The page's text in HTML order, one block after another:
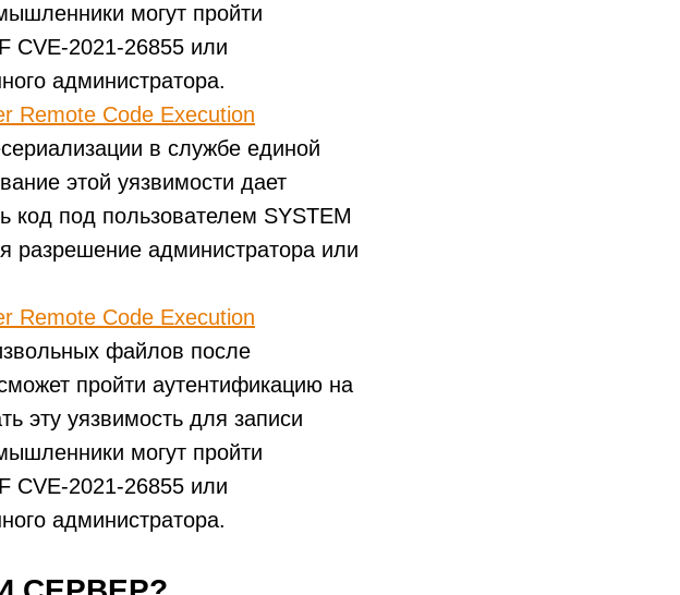
могут пройти
CVE-2021-26855 или
администратора.
Remote Code Execution
в службе единой
этой уязвимости дает
код под пользователем SYSTEM
разрешение администратора или
Remote Code Execution
файлов после
пройти аутентификацию на
эту уязвимость для записи
могут пройти
CVE-2021-26855 или
администратора.